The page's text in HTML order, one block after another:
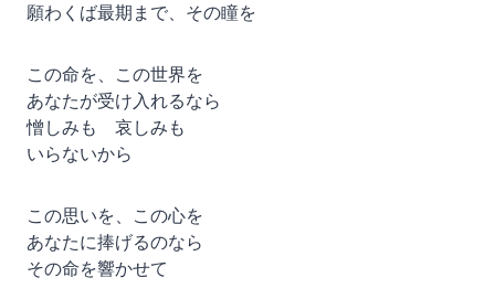
願わくば最期まで、その瞳を
この命を、この世界を
あなたが受け入れるなら
憎しみも 哀しみも
いらないから
この思いを、この心を
あなたに捧げるのなら
その命を響かせて